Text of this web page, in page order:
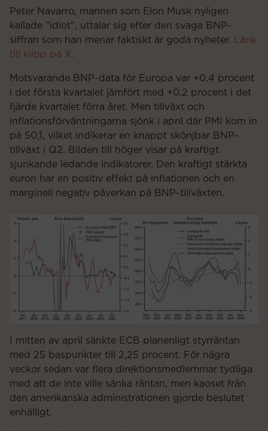
Peter Navarro, mannen som Elon Musk nyligen
kallade ”idiot”, uttalar sig efter den svaga BNP-
siffran som han menar faktiskt är goda nyheter.
Länk
till klipp på X.
Motsvarande BNP-data för Europa var +0,4 procent
i det första kvartalet jämfört med +0,2 procent i det
fjärde kvartalet förra året. Men tillväxt och
inflationsförväntningarna sjönk i april där PMI kom in
på 50,1, vilket indikerar en knappt skönjbar BNP-
tillväxt i Q2. Bilden till höger visar på kraftigt
sjunkande ledande indikatorer. Den kraftigt stärkta
euron har en positiv effekt på inflationen och en
marginell negativ påverkan på BNP-tillväxten.
I mitten av april sänkte ECB planenligt styrräntan
med 25 baspunkter till 2,25 procent. För några
veckor sedan var flera direktionsmedlemmar tydliga
med att de inte ville sänka räntan, men kaoset från
den amerikanska administrationen gjorde beslutet
enhälligt.